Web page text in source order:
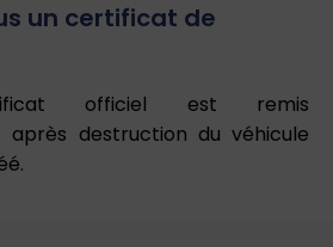
un certificat de
officiel est remis
après destruction du véhicule